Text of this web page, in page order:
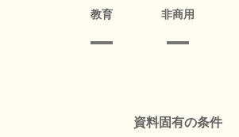
教育 非商用
資料固有の条件